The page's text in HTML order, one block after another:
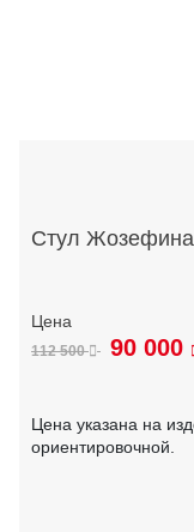
Стул Жозефина
112 500 90 000
Цена указана на
ориентировочной.